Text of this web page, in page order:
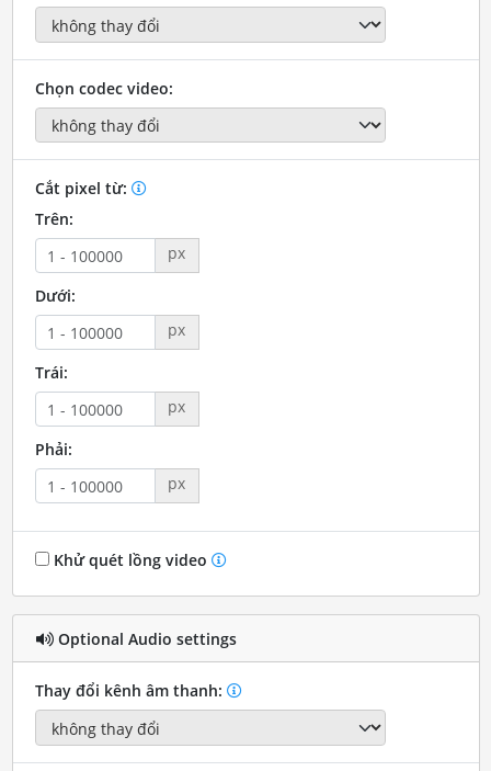
Chọn codec video:
Cắt pixel từ:
Trên:
px
Dưới:
px
Trái:
px
Phải:
px
Khử quét lồng video
Optional Audio settings
Thay đổi kênh âm thanh: